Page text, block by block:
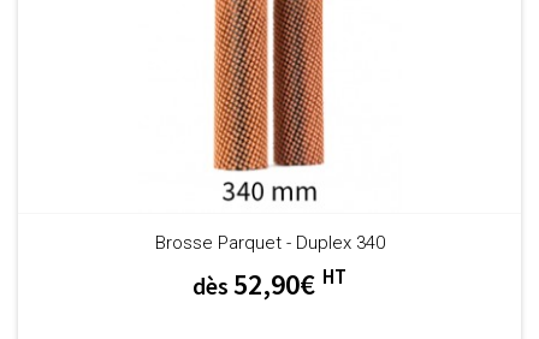
Brosse Parquet - Duplex 340
dès 52,90€ HT